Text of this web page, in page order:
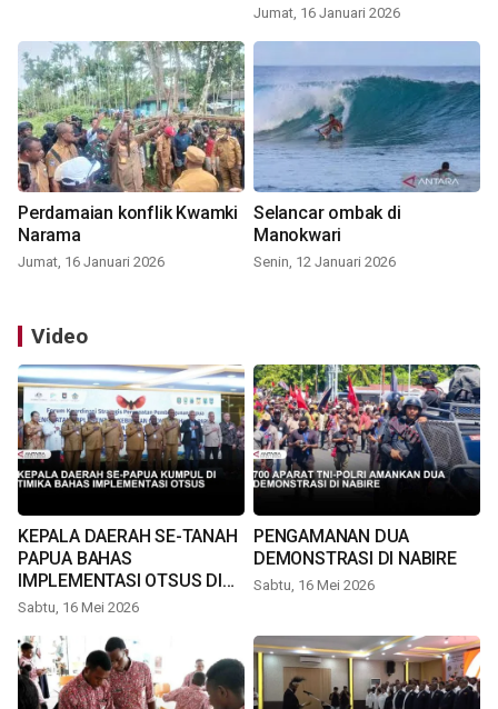
Jumat, 16 Januari 2026
Perdamaian konflik Kwamki
Narama
Jumat, 16 Januari 2026
Selancar ombak di
Manokwari
Senin, 12 Januari 2026
Video
KEPALA DAERAH SE-TANAH
PAPUA BAHAS
IMPLEMENTASI OTSUS DI
TIMIKA
Sabtu, 16 Mei 2026
PENGAMANAN DUA
DEMONSTRASI DI NABIRE
Sabtu, 16 Mei 2026